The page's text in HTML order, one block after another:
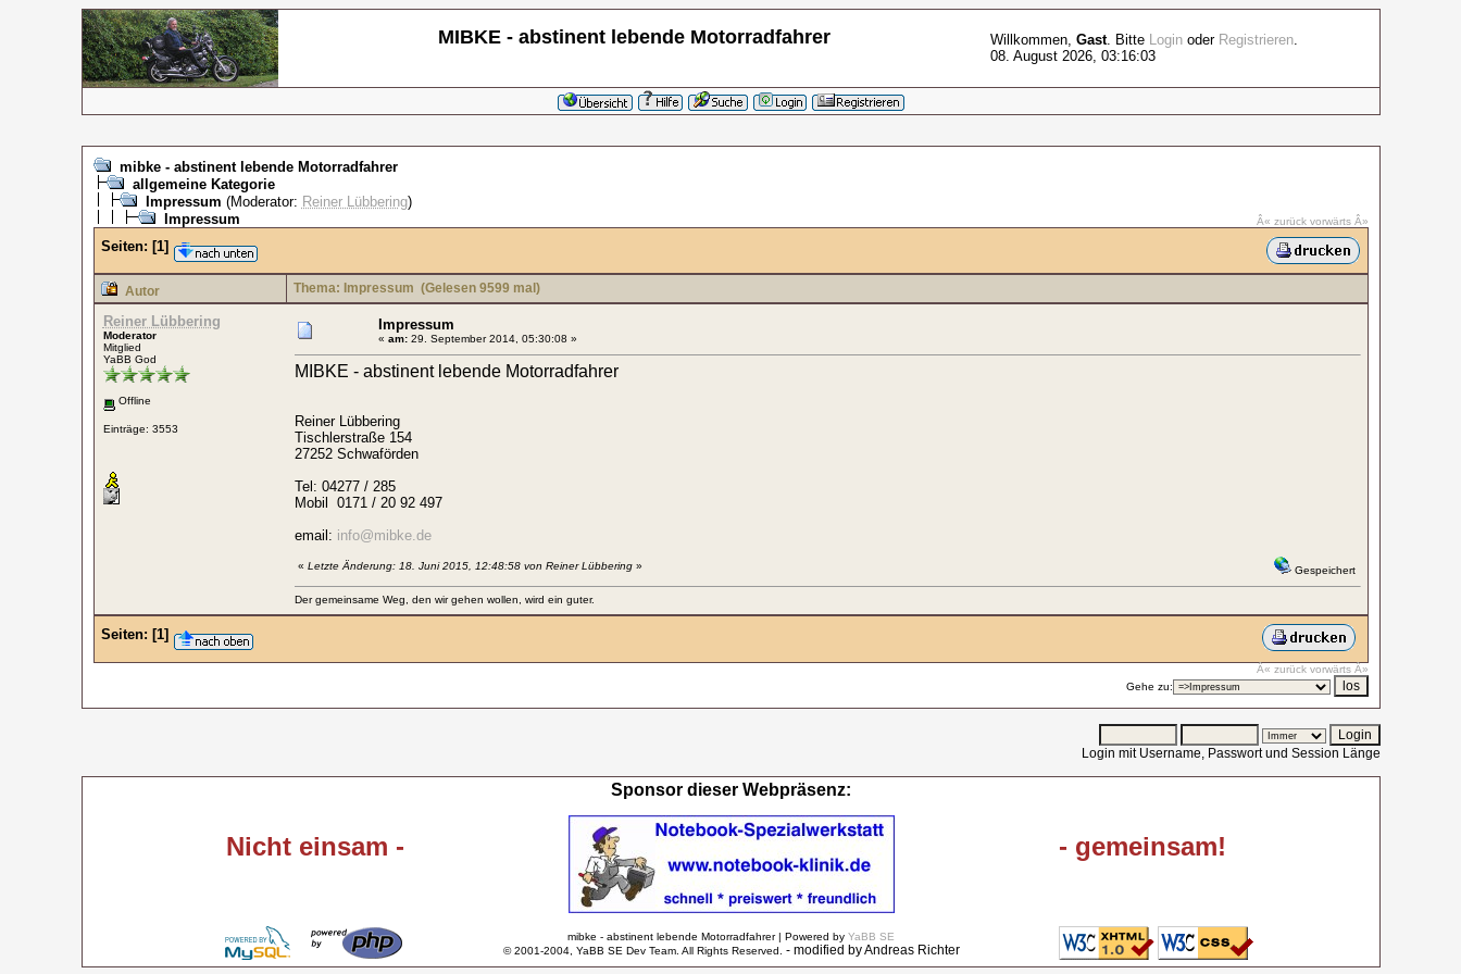
MIBKE - abstinent lebende Motorradfahrer Willkommen, Gast. Bitte Loginoder Registrieren.
08. August 2026, 03:16:03
mibke - abstinent lebende Motorradfahrer
allgemeine Kategorie
Impressum (Moderator: Reiner Lübbering)
Impressum
Â« zurück vorwärts Â»
Seiten: [1]
Autor Thema: Impressum (Gelesen 9599 mal)
Reiner Lübbering
Moderator
Mitglied
YaBB God
Offline
Einträge: 3553
Impressum
« am:29. September 2014, 05:30:08 »
MIBKE - abstinent lebende Motorradfahrer
Reiner Lübbering
Tischlerstraße 154
27252 Schwaförden
Tel: 04277 / 285
Mobil 0171 / 20 92 497
email: info@mibke.de
« Letzte Änderung: 18. Juni 2015, 12:48:58 von Reiner Lübbering» Gespeichert
Der gemeinsame Weg, den wir gehen wollen, wird ein guter.
Seiten: [1]
Â« zurück vorwärts Â»
Gehe zu:
Login mit Username, Passwort und Session Länge
Nicht einsam -
Sponsor dieser Webpräsenz:
- gemeinsam!
mibke - abstinent lebende Motorradfahrer | Powered by YaBB SE
© 2001-2004, YaBB SE Dev Team. All Rights Reserved.
- modified by Andreas Richter